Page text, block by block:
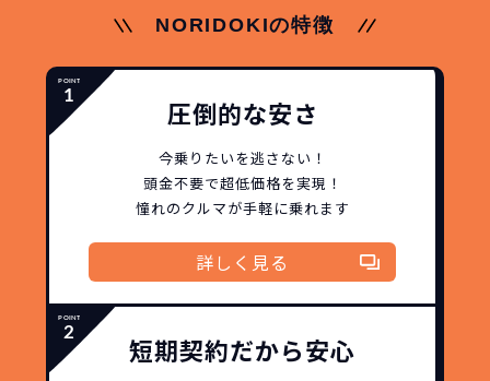
NORIDOKIの特徴
圧倒的な安さ
今乗りたいを逃さない！
頭金不要で超低価格を実現！
憧れのクルマが手軽に乗れます
詳しく見る
短期契約だから安心
価設定」を実現しました。
また特定の車両に絞ることによりこの価
格設定が可能となりました。
契約リスクが少ない
ライフスタイルに合わせたお車の選択が
できます。急な引っ越し、転勤、家族が増
えるなど。その時その時の状況に合わせ
た車を選べるっていいとおもいません
か？
継続的にかかる費用が
コミコミ
維持にかかる、毎年の｢自動車税｣はコミ
コミ。3年契約なので通常車検時にかかる
｢自動車重量税｣、｢自賠責保険料｣「整備
料」などが不要となります。